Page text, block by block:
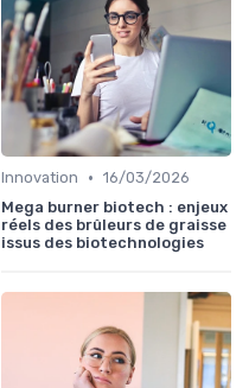
Innovation • 16/03/2026
Mega burner biotech : enjeux
réels des brûleurs de graisse
issus des biotechnologies